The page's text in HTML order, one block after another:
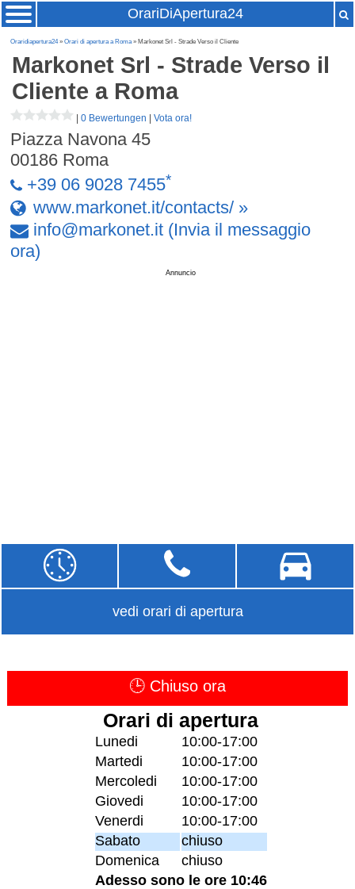
OrariDiApertura24
Oraridiapertura24»Orari di apertura a Roma» Markonet Srl - Strade Verso il Cliente
Markonet Srl - Strade Verso il
Cliente a Roma
|0 Bewertungen |Vota ora!
Piazza Navona 45
00186 Roma
+39 06 9028 7455*
www.markonet.it/contacts/ »
info@markonet.it (Invia il messaggio
ora)
Annuncio
vedi orari di apertura
🕒 Chiuso ora
Orari di apertura
Lunedi
10:00-17:00
Martedi
10:00-17:00
Mercoledi
10:00-17:00
Giovedi
10:00-17:00
Venerdi
10:00-17:00
Sabato
chiuso
Domenica
chiuso
Adesso sono le ore 10:46